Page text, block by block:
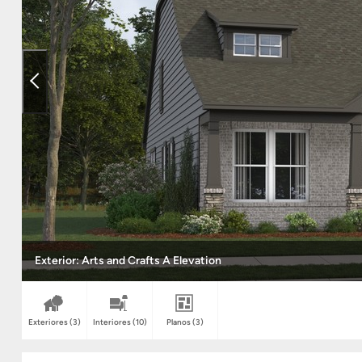
Exterior: Arts and Crafts A Elevation
Exteriores(3) Interiores(10) Planos(3)